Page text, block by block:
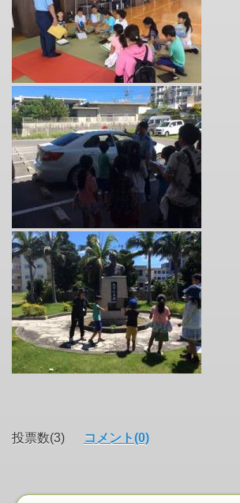
投票数(3) コメント(0)